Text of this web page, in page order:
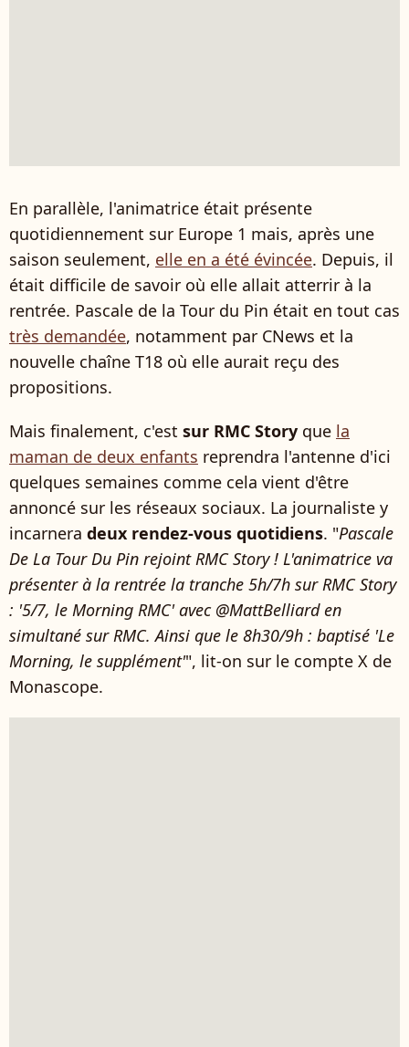
En parallèle, l'animatrice était présente
quotidiennement sur Europe 1 mais, après une
saison seulement, elle en a été évincée. Depuis, il
était difficile de savoir où elle allait atterrir à la
rentrée. Pascale de la Tour du Pin était en tout cas
très demandée, notamment par CNews et la
nouvelle chaîne T18 où elle aurait reçu des
propositions.
Mais finalement, c'est sur RMC Story que la
maman de deux enfants reprendra l'antenne d'ici
quelques semaines comme cela vient d'être
annoncé sur les réseaux sociaux. La journaliste y
incarnera deux rendez-vous quotidiens. "Pascale
De La Tour Du Pin rejoint RMC Story ! L'animatrice va
présenter à la rentrée la tranche 5h/7h sur RMC Story
: '5/7, le Morning RMC' avec @MattBelliard en
simultané sur RMC. Ainsi que le 8h30/9h : baptisé 'Le
Morning, le supplément'", lit-on sur le compte X de
Monascope.